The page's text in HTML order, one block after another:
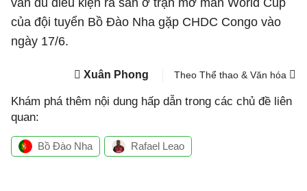
vẫn đủ điều kiện ra sân ở trận mở màn World Cup
của đội tuyển Bồ Đào Nha gặp CHDC Congo vào
ngày 17/6.
Xuân Phong Theo Thể thao & Văn hóa
Khám phá thêm nội dung hấp dẫn trong các chủ đề liên
quan:
Bồ Đào Nha Rafael Leao